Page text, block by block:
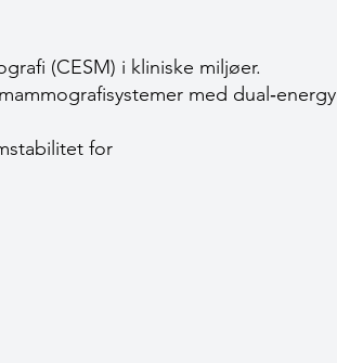
(CESM) i kliniske miljøer.
med dual‐energy
for